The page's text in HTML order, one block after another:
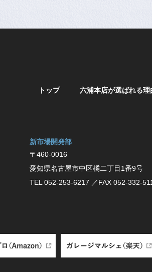
トップ 六浦本店が選ばれる理
新市場開発部
〒460-0016
愛知県名古屋市中区橘二丁目1番9号
TEL 052-253-6217 ／FAX 052-332-